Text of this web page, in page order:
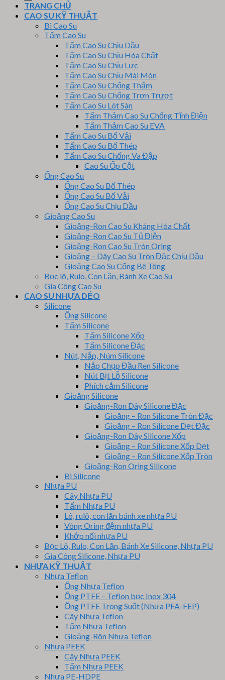
TRANG CHỦ
CAO SU KỸ THUẬT
Bi Cao Su
Tấm Cao Su
Tấm Cao Su Chịu Dầu
Tấm Cao Su Chịu Hóa Chất
Tấm Cao Su Chịu Lực
Tấm Cao Su Chịu Mài Mòn
Tấm Cao Su Chống Thấm
Tấm Cao Su Chống Trơn Trượt
Tấm Cao Su Lót Sàn
Tấm Thảm Cao Su Chống Tĩnh Điện
Tấm Thảm Cao Su EVA
Tấm Cao Su Bố Vải
Tấm Cao Su Bố Thép
Tấm Cao Su Chống Va Đập
Cao Su Ốp Cột
Ống Cao Su
Ống Cao Su Bố Thép
Ống Cao Su Bố Vải
Ống Cao Su Chịu Dầu
Gioăng Cao Su
Gioăng-Ron Cao Su Kháng Hóa Chất
Gioăng-Ron Cao Su Tủ Điện
Gioăng-Ron Cao Su Tròn Oring
Gioăng – Dây Cao Su Tròn Đặc Chịu Dầu
Gioăng Cao Su Cống Bê Tông
Bọc lô, Rulo, Con Lăn, Bánh Xe Cao Su
Gia Công Cao Su
CAO SU NHỰA DẺO
Silicone
Ống Silicone
Tấm Silicone
Tấm Silicone Xốp
Tấm Silicone Đặc
Nút, Nắp, Núm Silicone
Nắp Chụp Đầu Ren Silicone
Nút Bịt Lỗ Silicone
Phích cắm Silicone
Gioăng Silicone
Gioăng-Ron Dây Silicone Đặc
Gioăng – Ron Silicone Tròn Đặc
Gioăng – Ron Silicone Dẹt Đặc
Gioăng-Ron Dây Silicone Xốp
Gioăng – Ron Silicone Xốp Dẹt
Gioăng – Ron Silicone Xốp Tròn
Gioăng-Ron Oring Silicone
Bi Silicone
Nhựa PU
Cây Nhựa PU
Tấm Nhựa PU
Lô, rulô, con lăn bánh xe nhựa PU
Vòng Oring đệm nhựa PU
Khớp nối nhựa PU
Bọc Lô, Rulo, Con Lăn, Bánh Xe Silicone, Nhựa PU
Gia Công Silicone, Nhựa PU
NHỰA KỸ THUẬT
Nhựa Teflon
Ống Nhựa Teflon
Ống PTFE – Teflon bọc Inox 304
Ống PTFE Trong Suốt (Nhựa PFA-FEP)
Cây Nhựa Teflon
Tấm Nhựa Teflon
Gioăng-Rôn Nhựa Teflon
Nhựa PEEK
Cây Nhựa PEEK
Tấm Nhựa PEEK
Nhựa PE-HDPE